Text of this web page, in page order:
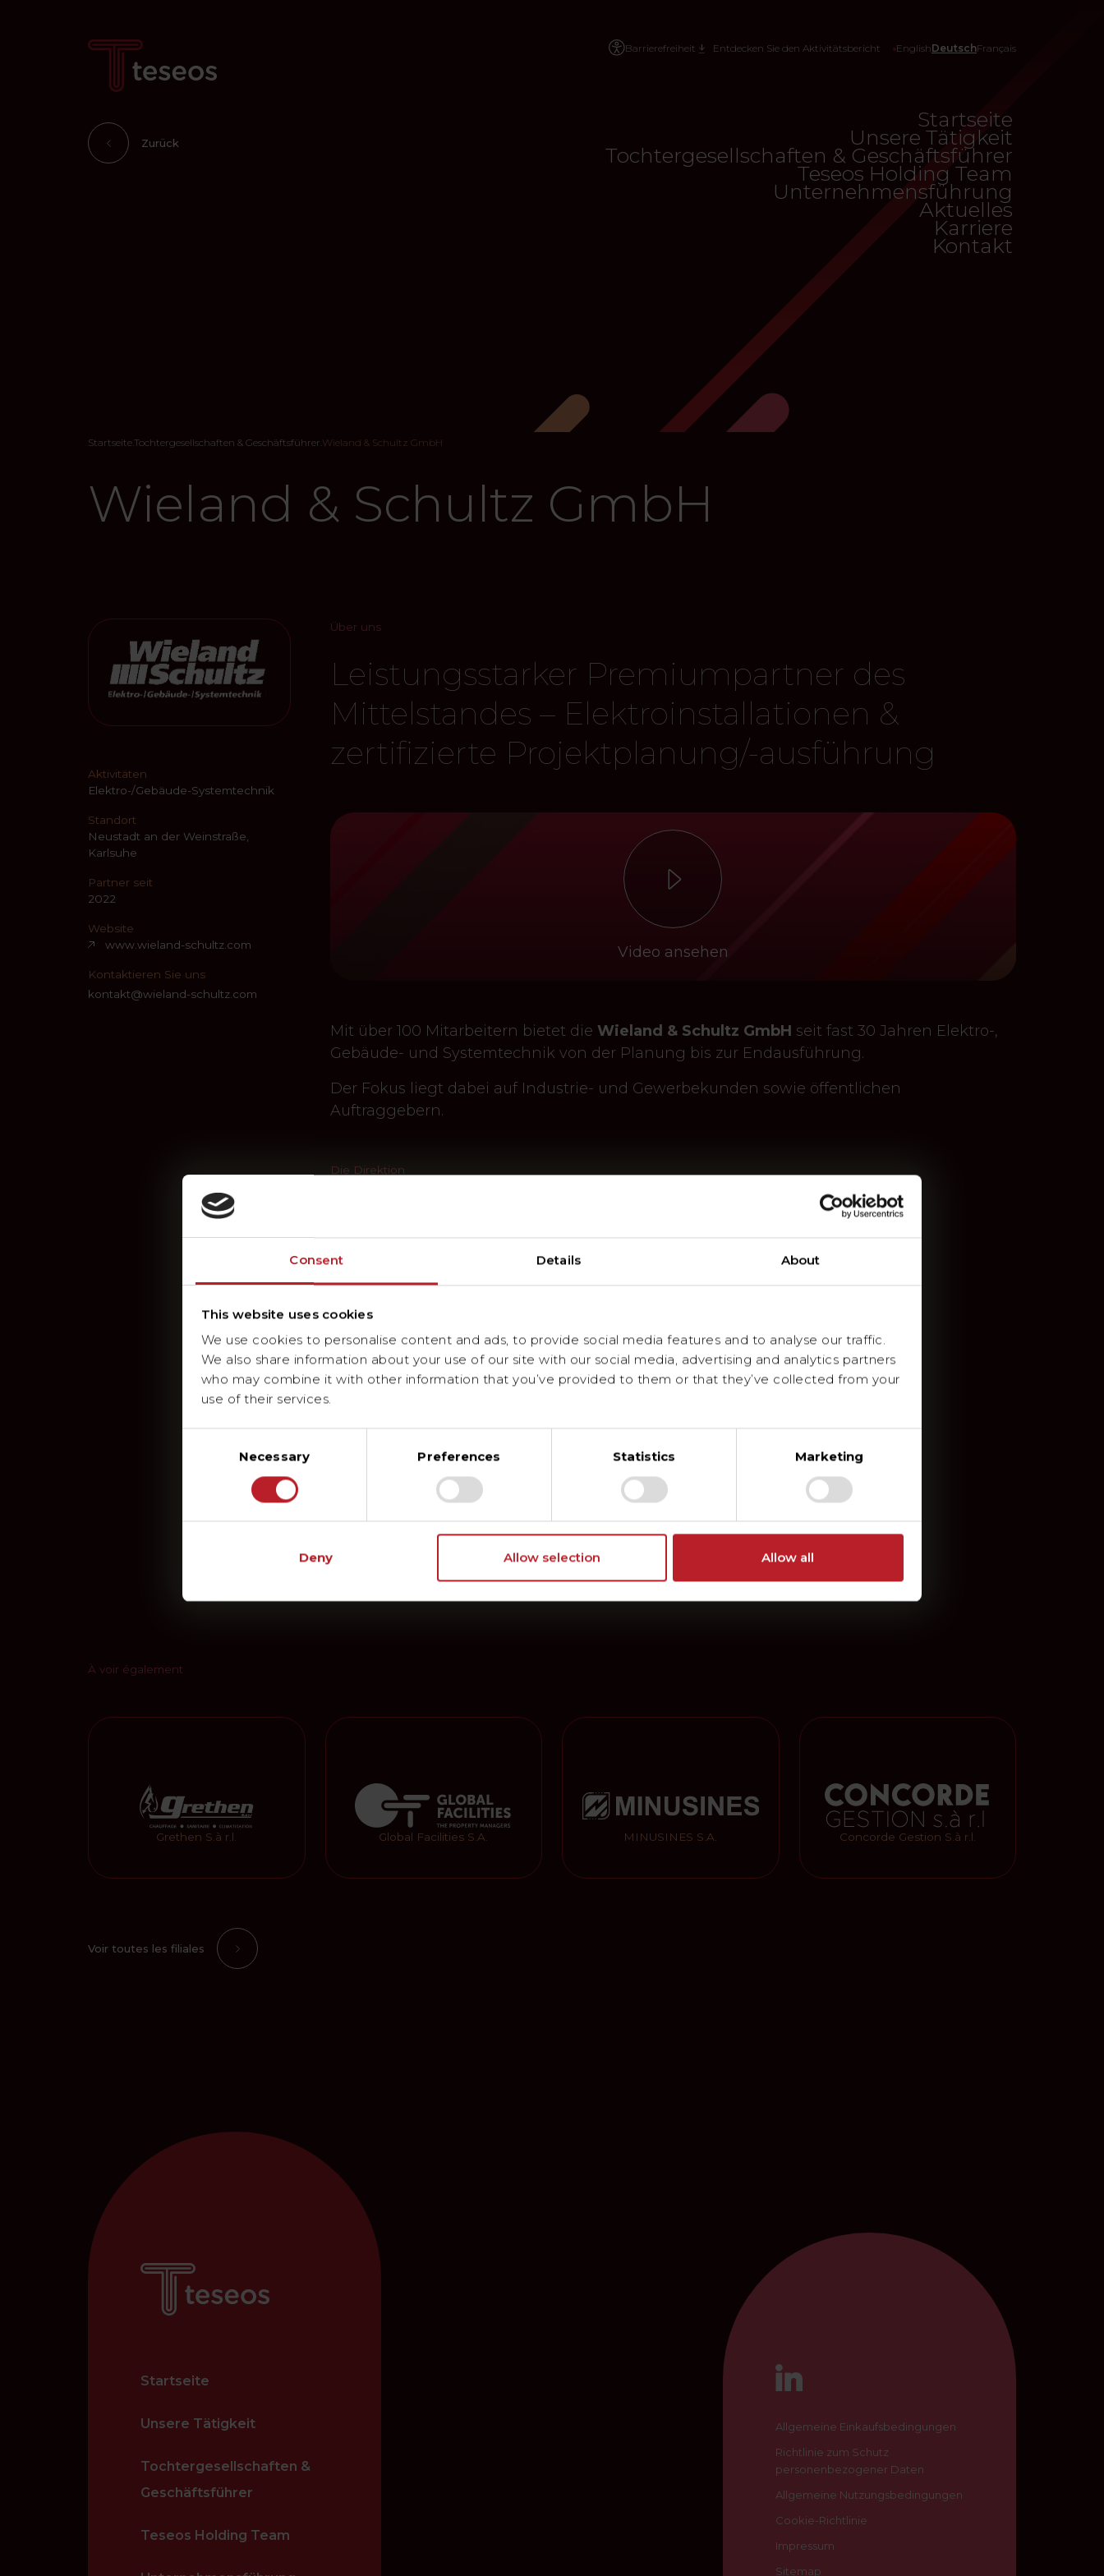
Consent Details About
This website uses cookies
We use cookies to personalise content and ads, to provide social media features and to analyse our traffic.
We also share information about your use of our site with our social media, advertising and analytics partners
who may combine it with other information that you’ve provided to them or that they’ve collected from your
use of their services.
Necessary Preferences Statistics Marketing
Deny Allow selection Allow all
Barrierefreiheit Entdecken Sie den Aktivitätsbericht EnglishDeutschFrançais
Startseite
Unsere Tätigkeit
Tochtergesellschaften & Geschäftsführer
Teseos Holding Team
Unternehmensführung
Aktuelles
Karriere
Kontakt
Zurück
Startseite.Tochtergesellschaften & Geschäftsführer.Wieland & Schultz GmbH
Wieland & Schultz GmbH
Aktivitäten
Elektro-/Gebäude-Systemtechnik
Standort
Neustadt an der Weinstraße,
Karlsuhe
Partner seit
2022
Website
www.wieland-schultz.com
Kontaktieren Sie uns
kontakt@wieland-schultz.com
Über uns
Leistungsstarker Premiumpartner des
Mittelstandes – Elektroinstallationen &
zertifizierte Projektplanung/-ausführung
Um dieses Video anzusehen, müssen Sie YouTube-Cookies akzeptieren.
Auf YouTube öffnen
Video ansehen
Mit über 100 Mitarbeitern bietet die Wieland & Schultz GmbH seit fast 30 Jahren Elektro-,
Gebäude- und Systemtechnik von der Planung bis zur Endausführung.
Der Fokus liegt dabei auf Industrie- und Gewerbekunden sowie öffentlichen
Auftraggebern.
Die Direktion
Patrick Wiedermann
À voir également
Grethen S.à r.l. Global Facilities S.A. MINUSINES S.A. Concorde Gestion S.à r.l.
Voir toutes les filiales
Startseite
Unsere Tätigkeit
Tochtergesellschaften &
Geschäftsführer
Teseos Holding Team
Allgemeine Einkaufsbedingungen
Richtlinie zum Schutz
personenbezogener Daten
Allgemeine Nutzungsbedingungen
Cookie-Richtlinie
Impressum
Sitemap